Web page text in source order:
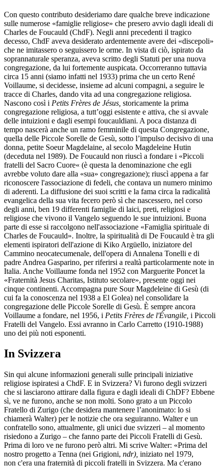
Con questo contributo desideriamo dare qualche breve indicazione
sulle numerose «famiglie religiose» che presero avvio dagli ideali di
Charles de Foucauld (ChdF). Negli anni precedenti il tragico
decesso, ChdF aveva desiderato ardentemente avere dei «discepoli»
che ne imitassero o seguissero le orme. In vista di ciò, ispirato da
soprannaturale speranza, aveva scritto degli Statuti per una nuova
congregazione, da lui fortemente auspicata. Occorreranno tuttavia
circa 15 anni (siamo infatti nel 1933) prima che un certo René
Voillaume, si decidesse, insieme ad alcuni compagni, a seguire le
tracce di Charles, dando vita ad una congregazione religiosa.
Nascono così i Petits Frères de Jésus, storicamente la prima
congregazione religiosa, a tutt’oggi esistente e attiva, che si avvale
delle intuizioni e dagli esempi foucauldiani. A poca distanza di
tempo nascerà anche un ramo femminile di questa Congregazione,
quella delle Piccole Sorelle de Gesù, sotto l’impulso decisivo di una
donna, petite Soeur Magdelaine, al secolo Magdeleine Hutin
(deceduta nel 1989). De Foucauld non riuscì a fondare i «Piccoli
fratelli del Sacro Cuore« (è questa la denominazione che egli
avrebbe voluto dare alla «sua» congregazione); riuscì appena a far
riconoscere l'associazione di fedeli, che contava un numero minimo
di aderenti. La diffusione dei suoi scritti e la fama circa la radicalità
evangelica della sua vita fecero però sì che nascessero, nel corso
degli anni, ben 19 differenti famiglie di laici, preti, religiosi e
religiose che vivono il Vangelo seguendo le sue intuizioni. Buona
parte di esse si raccolgono nell'associazione «Famiglia spirituale di
Charles de Foucauld». Inoltre, la spiritualità di De Foucauld è tra gli
elementi ispiratori dell'azione di Kiko Argüello, iniziatore del
Cammino neocatecumenale, dell'opera di Annalena Tonelli e di
padre Andrea Gasparino, per riferirsi a realtà particolarmente note in
Italia. Anche Voillaume fonda nel 1952 con Marguerite Poncet la
«Fraternità Jesus Charitas, Istituto secolare», presente oggi nei
cinque continenti. Accompagna pure Sour Magdeleine di Gesù (di
cui fa la conoscenza nel 1938 a El Golea) nel consolidare la
congregazione delle Piccole Sorelle di Gesù. È sempre ancora
Voillaume a fondare, nel 1956, i Petits Frères de l'Évangile, i Piccoli
Fratelli del Vangelo. Essi avranno in Carlo Carretto (1910-1988)
uno dei più noti esponenti.
In Svizzera
Sin qui alcune informazioni generali sulle principali iniziative
religiose ispiratesi a ChdF. E in Svizzera? Vi furono degli svizzeri
che si lasciarono attirare dalla figura e dagli ideali di ChDF? Ebbene
sì, ve ne furono, anche se non molti. Sono grato a un Piccolo
Fratello di Zurigo (che desidera mantenere l’anonimato: lo si
chiamerà Walter) per le notizie che ora seguiranno. Walter e un
confratello sono, attualmente, gli unici due svizzeri – al momento
risiedono a Zurigo – che fanno parte dei Piccoli Fratelli di Gesù.
Prima di loro ve ne furono però altri. Mi scrive Walter: «Prima del
nostro progetto a Tenna (nei Grigioni, ndr), iniziato nel 1979,
non c'era una fraternità di piccoli fratelli in Svizzera. Ma c'erano